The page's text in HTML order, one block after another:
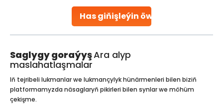
Has giňişleýin öwreniň
collected, they process the
Saglygy goraýyşAra alyp
maslahatlaşmalar
Iň tejribeli lukmanlar we lukmançylyk hünärmenleri bilen biziň
platformamyzda näsaglaryň pikirleri bilen synlar we möhüm
çekişme.